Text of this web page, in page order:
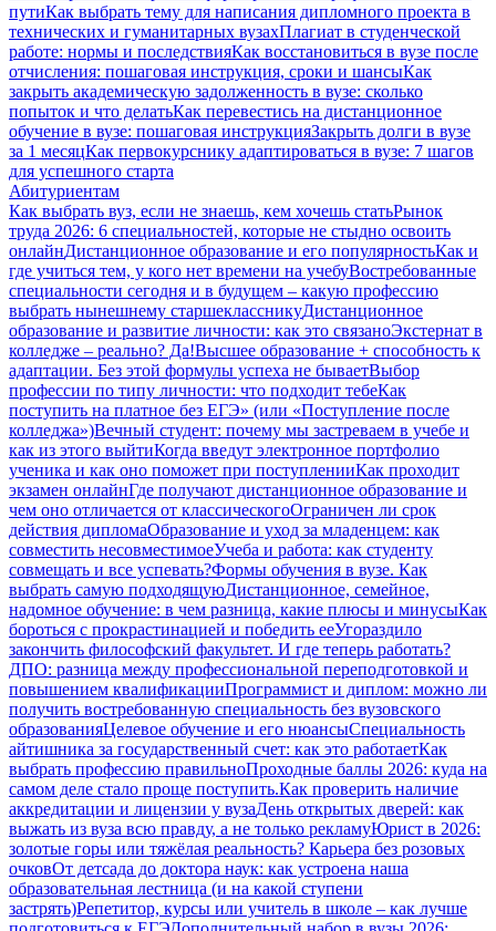
путиКак выбрать тему для написания дипломного проекта в
технических и гуманитарных вузахПлагиат в студенческой
работе: нормы и последствияКак восстановиться в вузе после
отчисления: пошаговая инструкция, сроки и шансыКак
закрыть академическую задолженность в вузе: сколько
попыток и что делатьКак перевестись на дистанционное
обучение в вузе: пошаговая инструкцияЗакрыть долги в вузе
за 1 месяцКак первокурснику адаптироваться в вузе: 7 шагов
для успешного старта
Абитуриентам
Как выбрать вуз, если не знаешь, кем хочешь статьРынок
труда 2026: 6 специальностей, которые не стыдно освоить
онлайнДистанционное образование и его популярностьКак и
где учиться тем, у кого нет времени на учебуВостребованные
специальности сегодня и в будущем – какую профессию
выбрать нынешнему старшеклассникуДистанционное
образование и развитие личности: как это связаноЭкстернат в
колледже – реально? Да!Высшее образование + способность к
адаптации. Без этой формулы успеха не бываетВыбор
профессии по типу личности: что подходит тебеКак
поступить на платное без ЕГЭ» (или «Поступление после
колледжа»)Вечный студент: почему мы застреваем в учебе и
как из этого выйтиКогда введут электронное портфолио
ученика и как оно поможет при поступленииКак проходит
экзамен онлайнГде получают дистанционное образование и
чем оно отличается от классическогоОграничен ли срок
действия дипломаОбразование и уход за младенцем: как
совместить несовместимоеУчеба и работа: как студенту
совмещать и все успевать?Формы обучения в вузе. Как
выбрать самую подходящуюДистанционное, семейное,
надомное обучение: в чем разница, какие плюсы и минусыКак
бороться с прокрастинацией и победить ееУгораздило
закончить философский факультет. И где теперь работать?
ДПО: разница между профессиональной переподготовкой и
повышением квалификацииПрограммист и диплом: можно ли
получить востребованную специальность без вузовского
образованияЦелевое обучение и его нюансыСпециальность
айтишника за государственный счет: как это работаетКак
выбрать профессию правильноПроходные баллы 2026: куда на
самом деле стало проще поступить.Как проверить наличие
аккредитации и лицензии у вузаДень открытых дверей: как
выжать из вуза всю правду, а не только рекламуЮрист в 2026:
золотые горы или тяжёлая реальность? Карьера без розовых
очковОт детсада до доктора наук: как устроена наша
образовательная лестница (и на какой ступени
застрять)Репетитор, курсы или учитель в школе – как лучше